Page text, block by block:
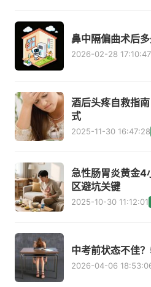
鼻中隔偏曲术后
2026-02-28 17:10:47
酒后头疼自救指
式
2025-11-30 16:47:28
急性肠胃炎黄金4
区避坑关键
2025-10-30 11:12:01
中考前状态不佳
2026-04-06